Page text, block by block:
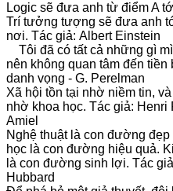
Logic sẽ đưa anh từ điểm A
Trí tưởng tượng sẽ đưa anh
nơi. Tác giả: Albert Einstein
Tôi đã có tất cả những gì
nên không quan tâm đến tiền
danh vọng - G. Perelman
Xã hội tồn tại nhờ niềm tin,
nhờ khoa học. Tác giả: Henri
Amiel
Nghệ thuật là con đường đẹp
học là con đường hiệu quả.
là con đường sinh lợi. Tác
Hubbard